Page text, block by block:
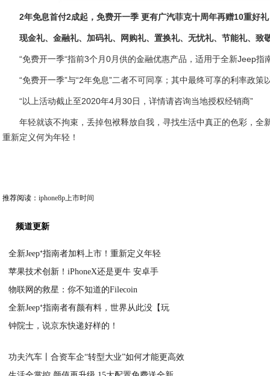
2年免息首付2成起，免费开一季 更有广汽菲克十周年再赠10重好礼
现金礼、金融礼、加码礼、网购礼、置换礼、无忧礼、节能礼、致
“免费开一季“指前3个月0月供的金融优惠产品，适用于全新Jeep
“免费开一季”与“2年免息”二者不可同享；其中最终可享的利率政策
“以上活动截止至2020年4月30日，详情请咨询当地授权经销商”
年轻就该不拘束，丢掉包袱释放自我，寻找生活中真正的色彩，全
重新定义何为年轻！
推荐阅读：iphone8p上市时间
频道更新
全新Jeep⁺指南者加料上市！重新定义年轻
苹果技术创新！iPhoneX还是更牛 安卓手
物联网的救星：你不知道的Filecoin
全新Jeep⁺指南者有颜有料，世界从此没【玩
钟院士，说京东快递好样的！
功夫汽车丨合资车企“转型大业”如何才能更高效